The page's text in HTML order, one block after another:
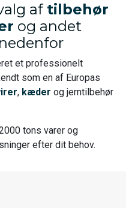
af tilbehør
og andet
et professionelt
som en af Europas
, kæder og jerntilbehør
tons varer og
efter dit behov.